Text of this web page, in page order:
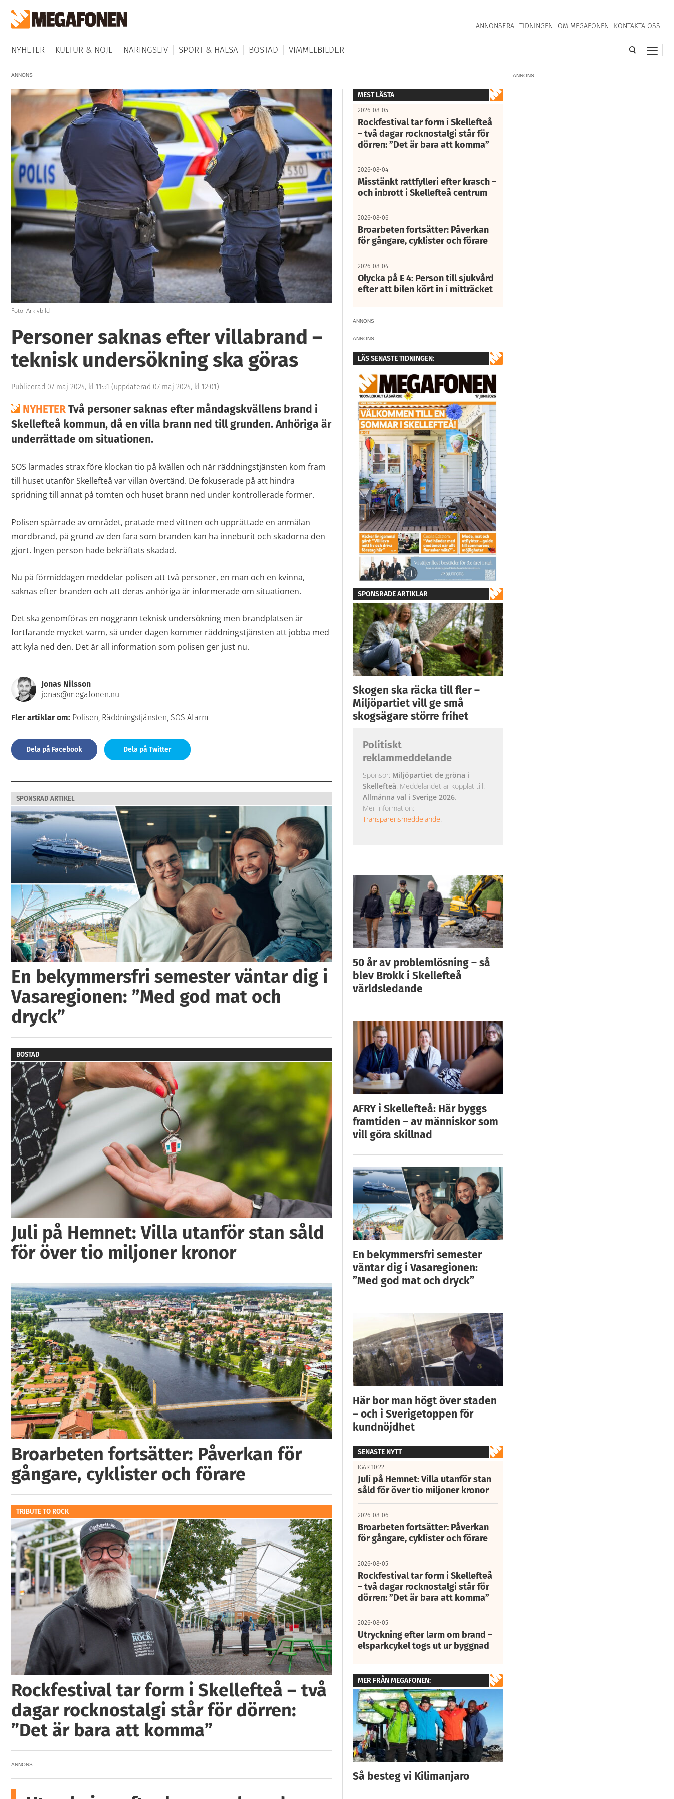
ANNONSERA TIDNINGEN OM MEGAFONEN KONTAKTA OSS
NYHETER KULTUR & NÖJE NÄRINGSLIV SPORT & HÄLSA BOSTAD VIMMELBILDER
ANNONS
ANNONS
Foto: Arkivbild
Personer saknas efter villabrand –
teknisk undersökning ska göras
Publicerad 07 maj 2024, kl 11:51 (uppdaterad 07 maj 2024, kl 12:01)
NYHETERTvå personer saknas efter måndagskvällens brand i
Skellefteå kommun, då en villa brann ned till grunden. Anhöriga är
underrättade om situationen.
SOS larmades strax före klockan tio på kvällen och när räddningstjänsten kom fram
till huset utanför Skellefteå var villan övertänd. De fokuserade på att hindra
spridning till annat på tomten och huset brann ned under kontrollerade former.
Polisen spärrade av området, pratade med vittnen och upprättade en anmälan
mordbrand, på grund av den fara som branden kan ha inneburit och skadorna den
gjort. Ingen person hade bekräftats skadad.
Nu på förmiddagen meddelar polisen att två personer, en man och en kvinna,
saknas efter branden och att deras anhöriga är informerade om situationen.
Det ska genomföras en noggrann teknisk undersökning men brandplatsen är
fortfarande mycket varm, så under dagen kommer räddningstjänsten att jobba med
att kyla ned den. Det är all information som polisen ger just nu.
Jonas Nilsson
jonas@megafonen.nu
Fler artiklar om: Polisen, Räddningstjänsten, SOS Alarm
Dela på Facebook Dela på Twitter
SPONSRAD ARTIKEL
En bekymmersfri semester väntar dig i
Vasaregionen: ”Med god mat och
dryck”
BOSTAD
Juli på Hemnet: Villa utanför stan såld
för över tio miljoner kronor
Broarbeten fortsätter: Påverkan för
gångare, cyklister och förare
TRIBUTE TO ROCK
Rockfestival tar form i Skellefteå – två
dagar rocknostalgi står för dörren:
”Det är bara att komma”
ANNONS
MEST LÄSTA
2026-08-05
Rockfestival tar form i Skellefteå
– två dagar rocknostalgi står för
dörren: ”Det är bara att komma”
2026-08-04
Misstänkt rattfylleri efter krasch –
och inbrott i Skellefteå centrum
2026-08-06
Broarbeten fortsätter: Påverkan
för gångare, cyklister och förare
2026-08-04
Olycka på E 4: Person till sjukvård
efter att bilen kört in i mitträcket
ANNONS
ANNONS
LÄS SENASTE TIDNINGEN:
SPONSRADE ARTIKLAR
Skogen ska räcka till fler –
Miljöpartiet vill ge små
skogsägare större frihet
Politiskt
reklammeddelande
Sponsor: Miljöpartiet de gröna i
Skellefteå. Meddelandet är kopplat till:
Allmänna val i Sverige 2026.
Mer information:
Transparensmeddelande.
50 år av problemlösning – så
blev Brokk i Skellefteå
världsledande
AFRY i Skellefteå: Här byggs
framtiden – av människor som
vill göra skillnad
En bekymmersfri semester
väntar dig i Vasaregionen:
”Med god mat och dryck”
Här bor man högt över staden
– och i Sverigetoppen för
kundnöjdhet
SENASTE NYTT
IGÅR 10:22
Juli på Hemnet: Villa utanför stan
såld för över tio miljoner kronor
2026-08-06
Broarbeten fortsätter: Påverkan
för gångare, cyklister och förare
2026-08-05
Rockfestival tar form i Skellefteå
– två dagar rocknostalgi står för
dörren: ”Det är bara att komma”
2026-08-05
Utryckning efter larm om brand –
elsparkcykel togs ut ur byggnad
MER FRÅN MEGAFONEN:
Så besteg vi Kilimanjaro